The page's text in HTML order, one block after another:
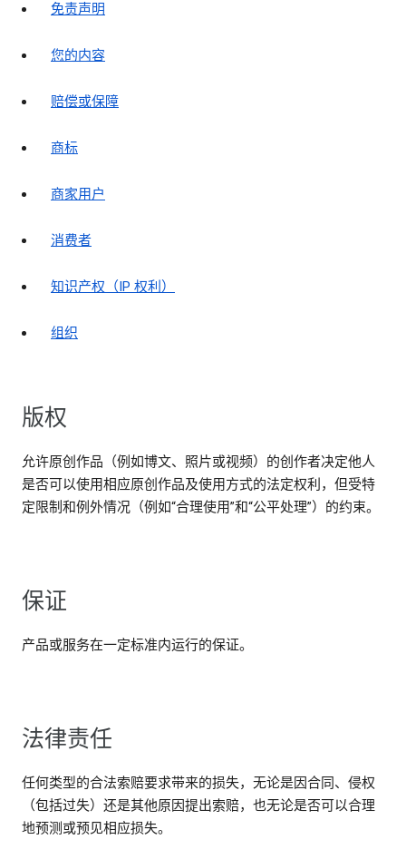
免责声明
您的内容
赔偿或保障
商标
商家用户
消费者
知识产权（IP 权利）
组织
版权
允许原创作品（例如博文、照片或视频）的创作者决定他人
是否可以使用相应原创作品及使用方式的法定权利，但受特
定限制和例外情况（例如“合理使用”和“公平处理”）的约束。
保证
产品或服务在一定标准内运行的保证。
法律责任
任何类型的合法索赔要求带来的损失，无论是因合同、侵权
（包括过失）还是其他原因提出索赔，也无论是否可以合理
地预测或预见相应损失。